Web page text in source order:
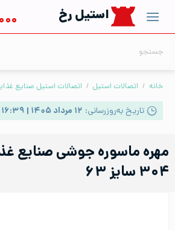
content
استیل رخ
خانه / اتصالات استیل / اتصالات استیل صنایع
تاریخ به‌روزرسانی: ۱۲ مرداد ۱۴۰۵ | ۱۶:۳۹
مهره ماسوره جوشی صنایع
۳۰۴ سایز ۶۳